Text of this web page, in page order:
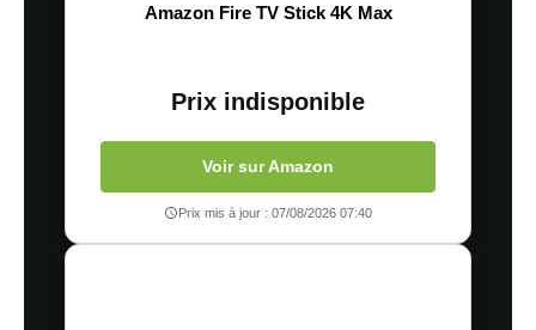
Amazon Fire TV Stick 4K Max
Prix indisponible
Voir sur Amazon
Prix mis à jour : 07/08/2026 07:40